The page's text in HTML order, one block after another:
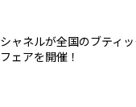
シャネルが全国のブティ
フェアを開催！